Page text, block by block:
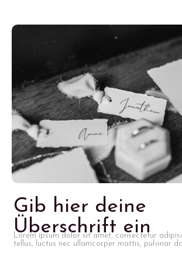
Gib hier deine
Überschrift ein
Lorem ipsum dolor sit amet, consectetur
tellus, luctus nec ullamcorper mattis, pulvinar